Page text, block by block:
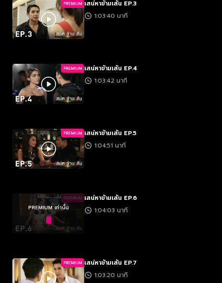
PREMIUM เสน่หาข้ามเส้น EP.3
1:03:40 นาที
PREMIUM เสน่หาข้ามเส้น EP.4
1:03:42 นาที
PREMIUM เสน่หาข้ามเส้น EP.5
1:04:51 นาที
PREMIUM
PREMIUM เท่านั้น
เสน่หาข้ามเส้น EP.6
1:04:03 นาที
PREMIUM เสน่หาข้ามเส้น EP.7
1:03:20 นาที